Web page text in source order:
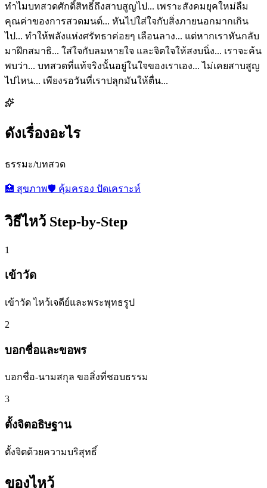
ทำไมบทสวดศักดิ์สิทธิ์ถึงสาบสูญไป... เพราะสังคมยุคใหม่ลืม
คุณค่าของการสวดมนต์... หันไปใส่ใจกับสิ่งภายนอกมากเกิน
ไป... ทำให้พลังแห่งศรัทธาค่อยๆ เลือนลาง... แต่หากเราหันกลับ
มาฝึกสมาธิ... ใส่ใจกับลมหายใจ และจิตใจให้สงบนิ่ง... เราจะค้น
พบว่า... บทสวดที่แท้จริงนั้นอยู่ในใจของเราเอง... ไม่เคยสาบสูญ
ไปไหน... เพียงรอวันที่เราปลุกมันให้ตื่น...
ดังเรื่องอะไร
ธรรมะ/บทสวด
🏥 สุขภาพ🛡️ คุ้มครอง ปัดเคราะห์
วิธีไหว้ Step-by-Step
1
เข้าวัด
เข้าวัด ไหว้เจดีย์และพระพุทธรูป
2
บอกชื่อและขอพร
บอกชื่อ-นามสกุล ขอสิ่งที่ชอบธรรม
3
ตั้งจิตอธิษฐาน
ตั้งจิตด้วยความบริสุทธิ์
ของไหว้